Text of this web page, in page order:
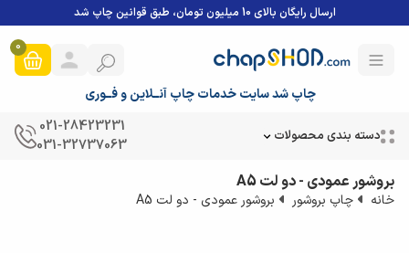
ارسال رایگان بالای 10 میلیون تومان، طبق قوانین چاپ شد
چاپ شد سایت خدمات چاپ آنــلاین و فــوری
0
دسته بندی محصولات
021-28423231
031-32737063
بروشور عمودی - دو لت A5
خانه چاپ بروشور بروشور عمودی - دو لت A5